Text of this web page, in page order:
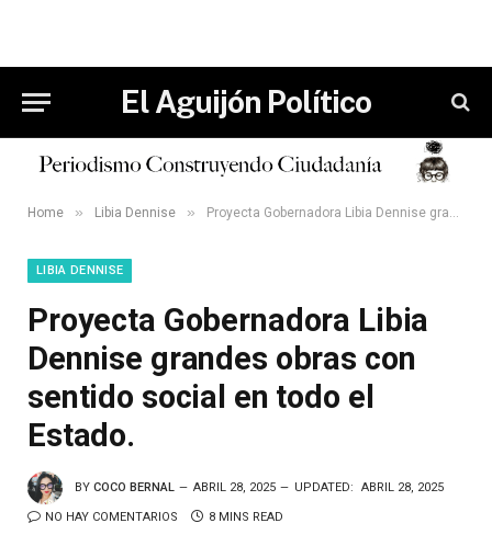
El Aguijón Político
Home » Libia Dennise » Proyecta Gobernadora Libia Dennise grandes obras con sentido social en todo el Estado.
LIBIA DENNISE
Proyecta Gobernadora Libia
Dennise grandes obras con
sentido social en todo el
Estado.
BY COCO BERNAL ABRIL 28, 2025 UPDATED: ABRIL 28, 2025
NO HAY COMENTARIOS 8 MINS READ